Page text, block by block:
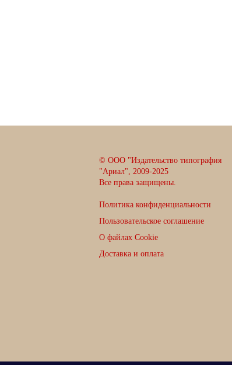
© ООО "Издательство типография
"Ариал", 2009-2025
Все права защищены.
Политика конфиденциальности
Пользовательское соглашение
О файлах Cookie
Доставка и оплата